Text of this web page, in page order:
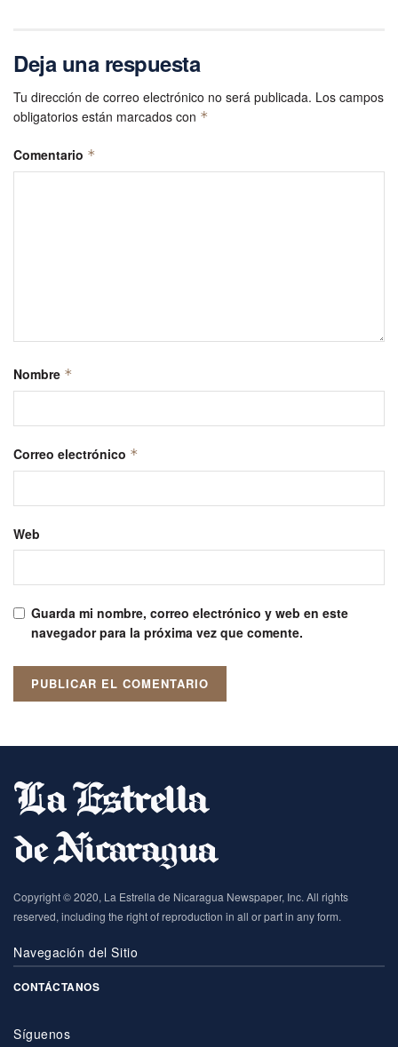
Deja una respuesta
Tu dirección de correo electrónico no será publicada. Los campos
obligatorios están marcados con *
Comentario *
Nombre *
Correo electrónico *
Web
Guarda mi nombre, correo electrónico y web en este
navegador para la próxima vez que comente.
Copyright © 2020, La Estrella de Nicaragua Newspaper, Inc. All rights
reserved, including the right of reproduction in all or part in any form.
Navegación del Sitio
CONTÁCTANOS
Síguenos